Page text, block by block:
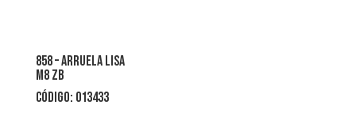
858 – arruela lisa
m8 zb
CÓDIGO: 013433